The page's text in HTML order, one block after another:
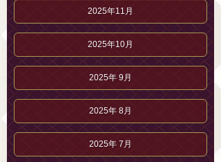
2025年11月
2025年10月
2025年 9月
2025年 8月
2025年 7月